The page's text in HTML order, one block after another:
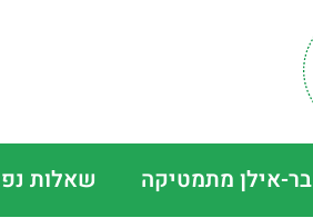
בר-אילן מתמטיקה שאלות